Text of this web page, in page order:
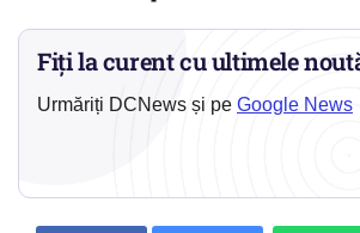
Fiți la curent cu ultimele
Urmăriți DCNews și pe Google News